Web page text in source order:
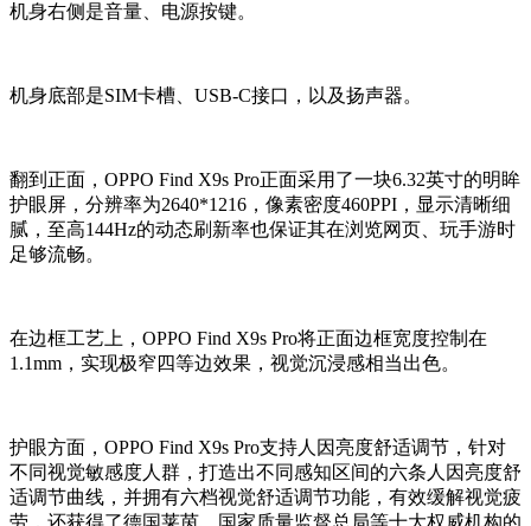
机身右侧是音量、电源按键。
机身底部是SIM卡槽、USB-C接口，以及扬声器。
翻到正面，OPPO Find X9s Pro正面采用了一块6.32英寸的明眸
护眼屏，分辨率为2640*1216，像素密度460PPI，显示清晰细
腻，至高144Hz的动态刷新率也保证其在浏览网页、玩手游时
足够流畅。
在边框工艺上，OPPO Find X9s Pro将正面边框宽度控制在
1.1mm，实现极窄四等边效果，视觉沉浸感相当出色。
护眼方面，OPPO Find X9s Pro支持人因亮度舒适调节，针对
不同视觉敏感度人群，打造出不同感知区间的六条人因亮度舒
适调节曲线，并拥有六档视觉舒适调节功能，有效缓解视觉疲